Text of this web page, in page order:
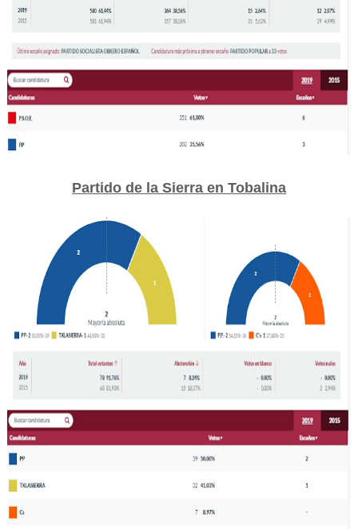
Partido de la Sierra en Tobalina